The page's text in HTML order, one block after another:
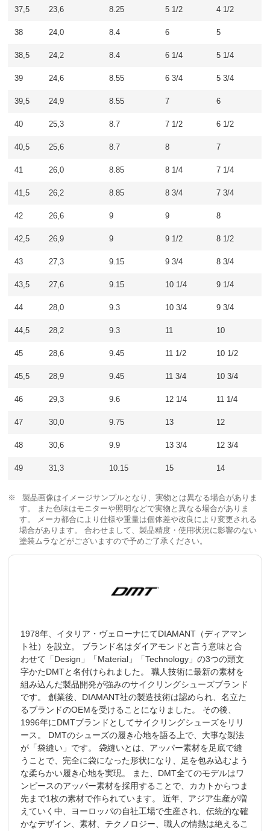
37,5 23,6 8.25 5 1/2 4 1/2
38 24,0 8.4 6 5
38,5 24,2 8.4 6 1/4 5 1/4
39 24,6 8.55 6 3/4 5 3/4
39,5 24,9 8.55 7 6
40 25,3 8.7 7 1/2 6 1/2
40,5 25,6 8.7 8 7
41 26,0 8.85 8 1/4 7 1/4
41,5 26,2 8.85 8 3/4 7 3/4
42 26,6 9 9 8
42,5 26,9 9 9 1/2 8 1/2
43 27,3 9.15 9 3/4 8 3/4
43,5 27,6 9.15 10 1/4 9 1/4
44 28,0 9.3 10 3/4 9 3/4
44,5 28,2 9.3 11 10
45 28,6 9.45 11 1/2 10 1/2
45,5 28,9 9.45 11 3/4 10 3/4
46 29,3 9.6 12 1/4 11 1/4
47 30,0 9.75 13 12
48 30,6 9.9 13 3/4 12 3/4
49 31,3 10.15 15 14
製品画像はイメージサンプルとなり、実物とは異なる場合がありま
す。 また色味はモニターや照明などで実物と異なる場合がありま
す。 メーカ都合により仕様や重量は個体差や改良により変更される
場合があります。 合わせまして、製品精度・使用状況に影響のない
塗装ムラなどがございますので予めご了承ください。
1978年、イタリア・ヴェローナにてDIAMANT（ディアマン
ト社）を設立。 ブランド名はダイアモンドと言う意味と合
わせて「Design」「Material」「Technology」の3つの頭文
字かたDMTと名付けられました。 職人技術に最新の素材を
組み込んだ製品開発が強みのサイクリングシューズブランド
です。 創業後、DIAMANT社の製造技術は認められ、名立た
るブランドのOEMを受けることになりました。 その後、
1996年にDMTブランドとしてサイクリングシューズをリリ
ース。 DMTのシューズの履き心地を語る上で、大事な製法
が「袋縫い」です。 袋縫いとは、アッパー素材を足底で縫
うことで、完全に袋になった形状になり、足を包み込むよう
な柔らかい履き心地を実現。 また、DMT全てのモデルはワ
ンピースのアッパー素材を採用することで、カカトからつま
先まで1枚の素材で作られています。 近年、アジア生産が増
えていく中、ヨーロッパの自社工場で生産され、伝統的な確
かなデザイン、素材、テクノロジー、職人の情熱は絶えるこ